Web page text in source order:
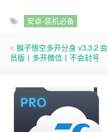
安卓-装机必备
猴子悟空多开分身 v3.3.2 会
员版丨多开微信丨不会封号